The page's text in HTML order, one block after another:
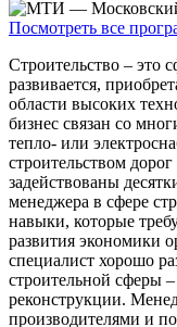
Посмотреть все
Строительство – это
развивается,
области высоких
бизнес связан со
тепло- или
строительством
задействованы
менеджера в сфере
навыки, которые
развития экономики
специалист хорошо
строительной сферы
реконструкции.
производителями и